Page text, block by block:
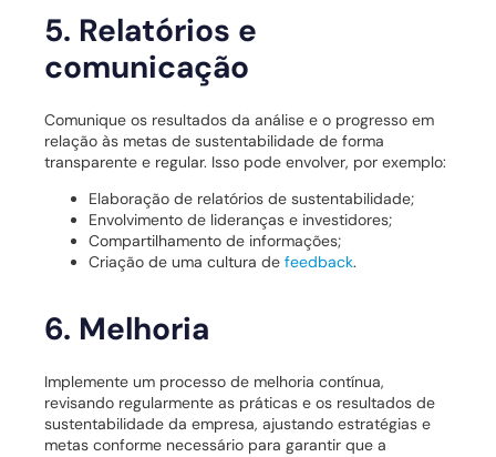
5. Relatórios e
comunicação
Comunique os resultados da análise e o progresso em
relação às metas de sustentabilidade de forma
transparente e regular. Isso pode envolver, por exemplo:
Elaboração de relatórios de sustentabilidade;
Envolvimento de lideranças e investidores;
Compartilhamento de informações;
Criação de uma cultura de feedback.
6. Melhoria
Implemente um processo de melhoria contínua,
revisando regularmente as práticas e os resultados de
sustentabilidade da empresa, ajustando estratégias e
metas conforme necessário para garantir que a